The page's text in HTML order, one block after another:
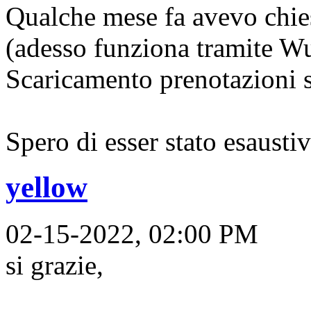
Qualche mese fa avevo
(adesso funziona tramite
Scaricamento
Spero di esser stato
yellow
02-15-2022, 02:00 PM
si grazie,